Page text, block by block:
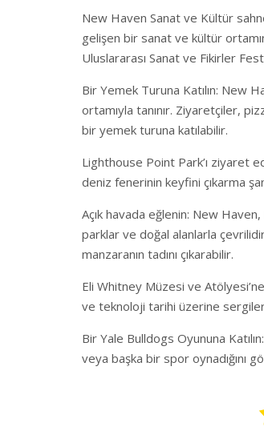
New Haven Sanat ve Kültür
gelişen bir sanat ve kültür
Uluslararası Sanat ve Fikirler
Bir Yemek Turuna Katılın: New
ortamıyla tanınır. Ziyaretçiler,
bir yemek turuna katılabilir.
Lighthouse Point Park’ı ziyaret
deniz fenerinin keyfini çıkarma
Açık havada eğlenin: New
parklar ve doğal alanlarla
manzaranın tadını çıkarabilir.
Eli Whitney Müzesi ve
ve teknoloji tarihi üzerine
Bir Yale Bulldogs Oyununa
veya başka bir spor oynadığını